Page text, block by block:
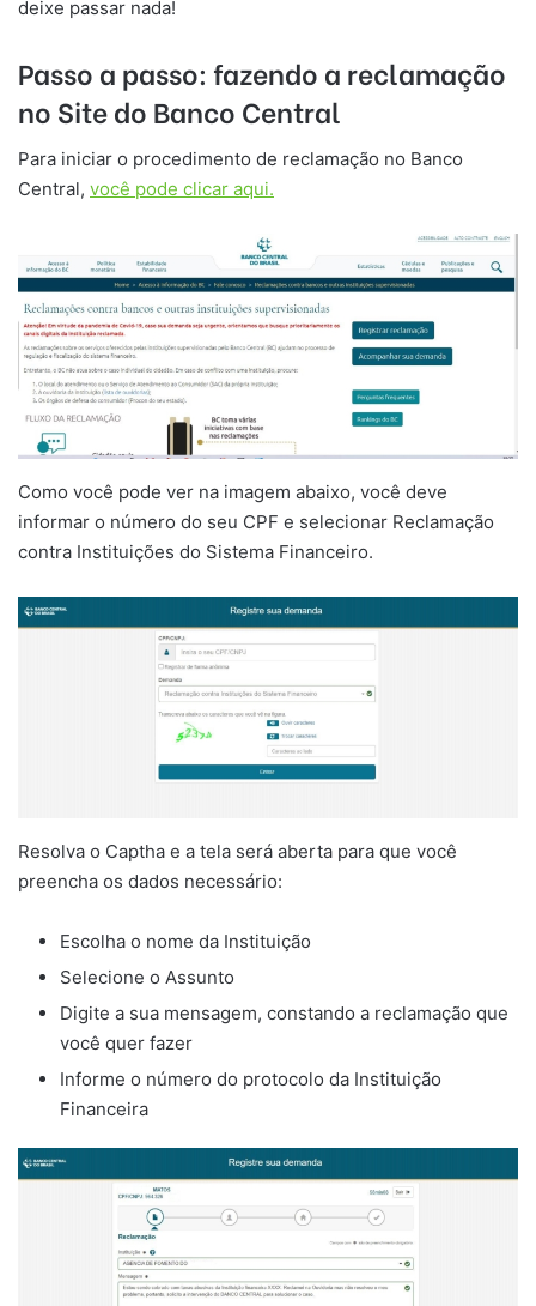
deixe passar nada!
Passo a passo: fazendo a reclamação
no Site do Banco Central
Para iniciar o procedimento de reclamação no Banco
Central, você pode clicar aqui.
Como você pode ver na imagem abaixo, você deve
informar o número do seu CPF e selecionar Reclamação
contra Instituições do Sistema Financeiro.
Resolva o Captha e a tela será aberta para que você
preencha os dados necessário:
Escolha o nome da Instituição
Selecione o Assunto
Digite a sua mensagem, constando a reclamação que
você quer fazer
Informe o número do protocolo da Instituição
Financeira